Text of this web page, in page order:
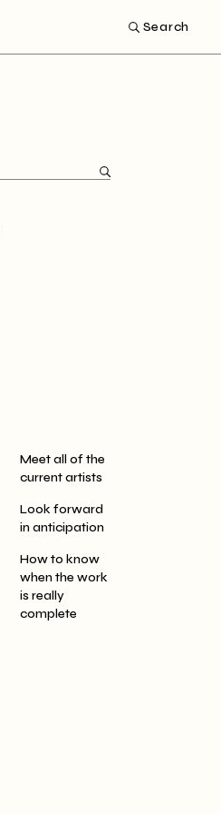
Search
Meet all of the
current artists
Look forward
in anticipation
How to know
when the work
is really
complete